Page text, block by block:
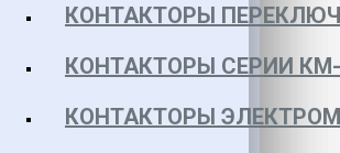
КОНТАКТОРЫ
КОНТАКТОРЫ СЕРИИ КМ-
КОНТАКТОРЫ